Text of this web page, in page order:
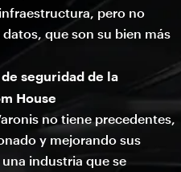
pero no
que son su bien más
seguridad de la
House
no tiene precedentes,
y mejorando sus
industria que se